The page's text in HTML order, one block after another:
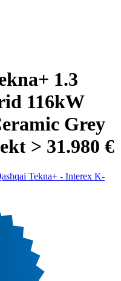
1.3
116kW
Grey
> 31.980 €